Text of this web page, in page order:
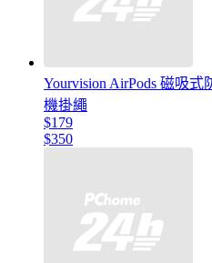
Yourvision AirPods 磁吸
機掛繩
$179
$350